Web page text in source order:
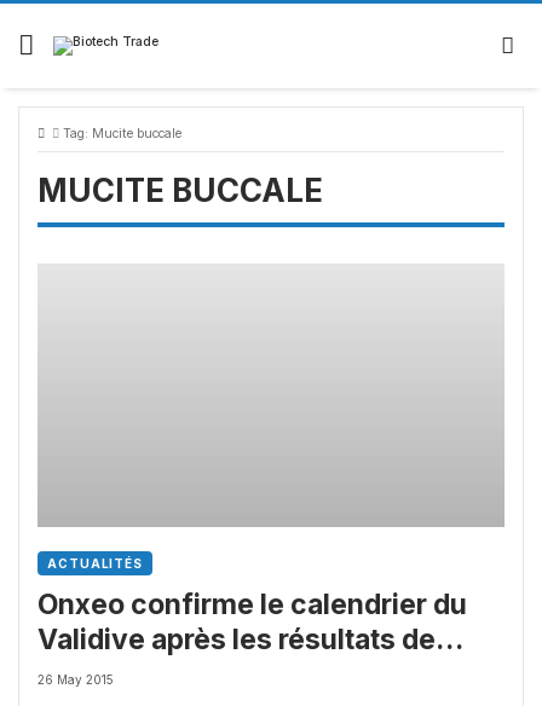
Skip
content
Tag: Mucite buccale
MUCITE BUCCALE
ACTUALITÉS
Onxeo confirme le calendrier du
Validive après les résultats de
phase 2
26 May 2015